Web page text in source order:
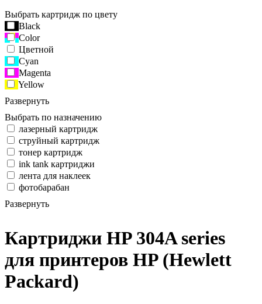
Выбрать картридж по цвету
Black
Color
Цветной
Cyan
Magenta
Yellow
Развернуть
Выбрать по назначению
лазерный картридж
струйный картридж
тонер картридж
ink tank картриджи
лента для наклеек
фотобарабан
Развернуть
Картриджи HP 304A series
для принтеров HP (Hewlett
Packard)